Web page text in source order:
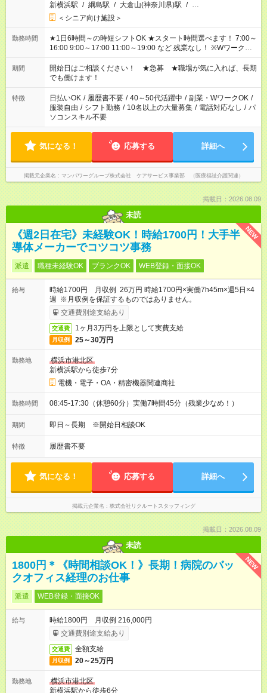
新横浜駅 / 綱島駅 / 大倉山(神奈川県)駅 / …
＜シニア向け施設＞
勤務時間
★1日6時間～の時短シフトOK ★スタート時間選べます！ 7:00～
16:00 9:00～17:00 11:00～19:00 など 残業なし！ ※Wワークの
場合、他のお仕事と合わせ週40時間超の就業はご案内できませ
ん ※法令に基づき、週20時間以上勤務は社会保険への加入対象
となります ※労働者派遣法（日雇い派遣の原則禁止）により、
短時間・短期間の就業はご案内が難しい場合があります
期間
開始日はご相談ください！ ★急募 ★職場が気に入れば、長期
でも働けます！
特徴 日払いOK / 履歴書不要 / 40～50代活躍中 / 副業・WワークOK /
服装自由 / シフト勤務 / 10名以上の大量募集 / 電話対応なし / パ
ソコンスキル不要
気になる！ 応募する 詳細へ
掲載元企業名 マンパワーグループ株式会社 ケアサービス事業部 （医療福祉介護関連）
掲載日：2026.08.09
未読
NEW
《週2日在宅》未経験OK！時給1700円！大手半
導体メーカーでコツコツ事務
派遣 職種未経験OK ブランクOK WEB登録・面接OK
給与
時給1700円 月収例 26万円 時給1700円×実働7h45m×週5日×4
週 ※月収例を保証するものではありません。
交通費別途支給あり
交通費 1ヶ月3万円を上限として実費支給
月収例 25～30万円
勤務地
横浜市港北区
新横浜駅から徒歩7分
電機・電子・OA・精密機器関連商社
勤務時間 08:45-17:30（休憩60分）実働7時間45分（残業少なめ！）
期間 即日～長期 ※開始日相談OK
特徴 履歴書不要
気になる！ 応募する 詳細へ
掲載元企業名 株式会社リクルートスタッフィング
掲載日：2026.08.09
未読
NEW
1800円＊《時間相談OK！》長期！病院のバッ
クオフィス経理のお仕事
派遣 WEB登録・面接OK
給与
時給1800円 月収例 216,000円
交通費別途支給あり
交通費 全額支給
月収例 20～25万円
勤務地
横浜市港北区
新横浜駅から徒歩6分